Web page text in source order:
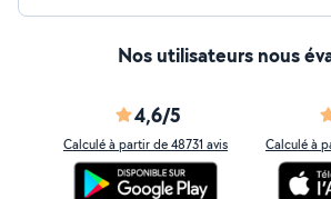
Nos utilisateurs nous
4,6/5
Calculé à partir de 48731 avis Calculé à